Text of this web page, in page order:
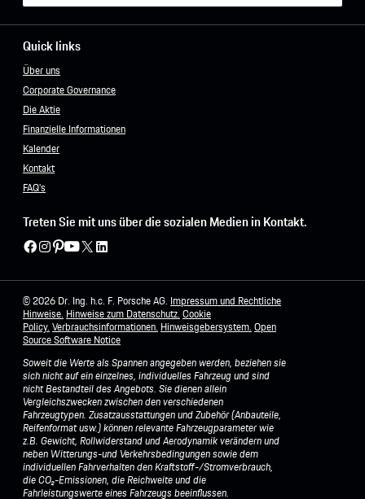
Quick links
Über uns
Corporate Governance
Die Aktie
Finanzielle Informationen
Kalender
Kontakt
FAQ's
Treten Sie mit uns über die sozialen Medien in Kontakt.
© 2026 Dr. Ing. h.c. F. Porsche AG. Impressum und Rechtliche
Hinweise. Hinweise zum Datenschutz.Cookie
Policy.Verbrauchsinformationen. Hinweisgebersystem.Open
Source Software Notice
Soweit die Werte als Spannen angegeben werden, beziehen sie
sich nicht auf ein einzelnes, individuelles Fahrzeug und sind
nicht Bestandteil des Angebots. Sie dienen allein
Vergleichszwecken zwischen den verschiedenen
Fahrzeugtypen. Zusatzausstattungen und Zubehör (Anbauteile,
Reifenformat usw.) können relevante Fahrzeugparameter wie
z.B. Gewicht, Rollwiderstand und Aerodynamik verändern und
neben Witterungs-und Verkehrsbedingungen sowie dem
individuellen Fahrverhalten den Kraftstoff-/Stromverbrauch,
die CO₂-Emissionen, die Reichweite und die
Fahrleistungswerte eines Fahrzeugs beeinflussen.